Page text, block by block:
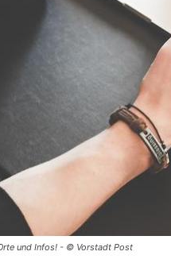
und Infos! - © Vorstadt Post